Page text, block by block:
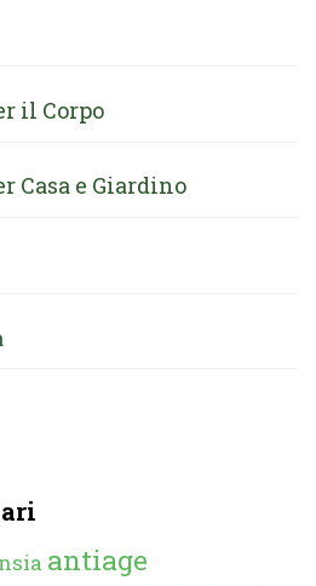
il Corpo
Casa e Giardino
antiage